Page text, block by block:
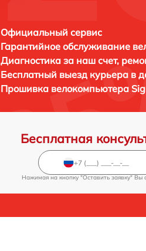
Официальный сервис
Гарантийное обслуживание
Диагностика за наш счет,
Бесплатный выезд курьера в
Прошивка велокомпьютера
Бесплатная
Нажимая на кнопку "Оставить заявку" Вы